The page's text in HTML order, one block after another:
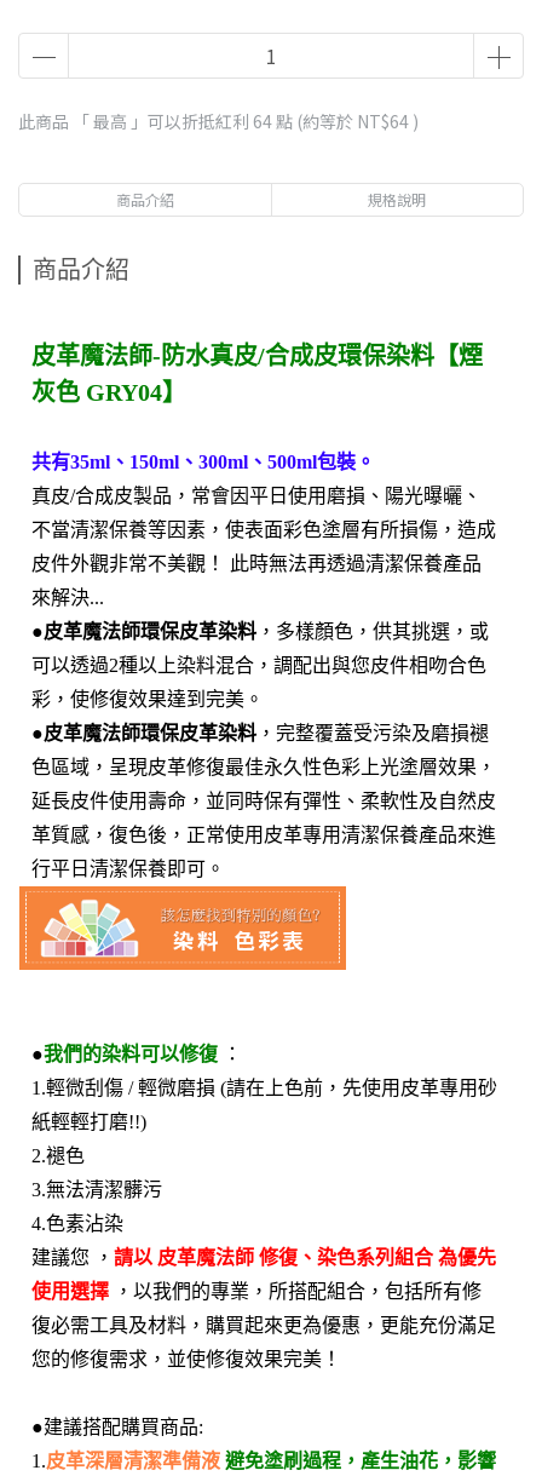
此商品 「 最高 」可以折抵紅利 64點 (約等於 NT$64 )
商品介紹 規格說明
商品介紹
皮革魔法師-防水真皮/合成皮環保染料【煙
灰色 GRY04】
共有35ml、150ml、300ml、500ml包裝。
真皮/合成皮製品，常會因平日使用磨損、陽光曝曬、
不當清潔保養等因素，使表面彩色塗層有所損傷，造成
皮件外觀非常不美觀！ 此時無法再透過清潔保養產品
來解決...
●皮革魔法師環保皮革染料 ，多樣顏色，供其挑選，或
可以透過2種以上染料混合，調配出與您皮件相吻合色
彩，使修復效果達到完美。
●皮革魔法師環保皮革染料 ，完整覆蓋受污染及磨損褪
色區域，呈現皮革修復最佳永久性色彩上光塗層效果，
延長皮件使用壽命，並同時保有彈性、柔軟性及自然皮
革質感，復色後，正常使用皮革專用清潔保養產品來進
行平日清潔保養即可。
●我們的染料可以修復 ：
1.輕微刮傷 / 輕微磨損 (請在上色前，先使用皮革專用砂
紙輕輕打磨!!)
2.褪色
3.無法清潔髒污
4.色素沾染
建議您 ， 請以 皮革魔法師 修復、染色系列組合 為優先
使用選擇 ，以我們的專業，所搭配組合，包括所有修
復必需工具及材料，購買起來更為優惠，更能充份滿足
您的修復需求，並使修復效果完美！
●建議搭配購買商品:
1.皮革深層清潔準備液 避免塗刷過程，產生油花，影響